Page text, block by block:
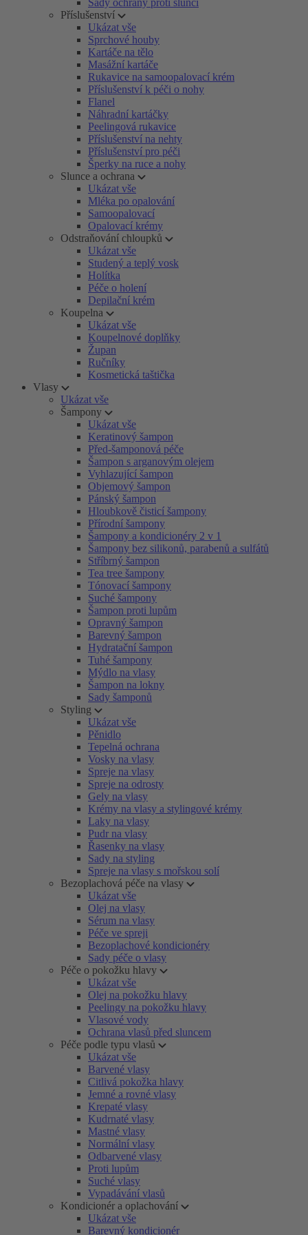
Sady ochrany proti slunci
Příslušenství
Ukázat vše
Sprchové houby
Kartáče na tělo
Masážní kartáče
Rukavice na samoopalovací krém
Příslušenství k péči o nohy
Flanel
Náhradní kartáčky
Peelingová rukavice
Příslušenství na nehty
Příslušenství pro péči
Šperky na ruce a nohy
Slunce a ochrana
Ukázat vše
Mléka po opalování
Samoopalovací
Opalovací krémy
Odstraňování chloupků
Ukázat vše
Studený a teplý vosk
Holítka
Péče o holení
Depilační krém
Koupelna
Ukázat vše
Koupelnové doplňky
Župan
Ručníky
Kosmetická taštička
Vlasy
Ukázat vše
Šampony
Ukázat vše
Keratinový šampon
Před-šamponová péče
Šampon s arganovým olejem
Vyhlazující šampon
Objemový šampon
Pánský šampon
Hloubkově čisticí šampony
Přírodní šampony
Šampony a kondicionéry 2 v 1
Šampony bez silikonů, parabenů a sulfátů
Stříbrný šampon
Tea tree šampony
Tónovací šampony
Suché šampony
Šampon proti lupům
Opravný šampon
Barevný šampon
Hydratační šampon
Tuhé šampony
Mýdlo na vlasy
Šampon na lokny
Sady šamponů
Styling
Ukázat vše
Pěnidlo
Tepelná ochrana
Vosky na vlasy
Spreje na vlasy
Spreje na odrosty
Gely na vlasy
Krémy na vlasy a stylingové krémy
Laky na vlasy
Pudr na vlasy
Řasenky na vlasy
Sady na styling
Spreje na vlasy s mořskou solí
Bezoplachová péče na vlasy
Ukázat vše
Olej na vlasy
Sérum na vlasy
Péče ve spreji
Bezoplachové kondicionéry
Sady péče o vlasy
Péče o pokožku hlavy
Ukázat vše
Olej na pokožku hlavy
Peelingy na pokožku hlavy
Vlasové vody
Ochrana vlasů před sluncem
Péče podle typu vlasů
Ukázat vše
Barvené vlasy
Citlivá pokožka hlavy
Jemné a rovné vlasy
Krepaté vlasy
Kudrnaté vlasy
Mastné vlasy
Normální vlasy
Odbarvené vlasy
Proti lupům
Suché vlasy
Vypadávání vlasů
Kondicionér a oplachování
Ukázat vše
Barevný kondicionér